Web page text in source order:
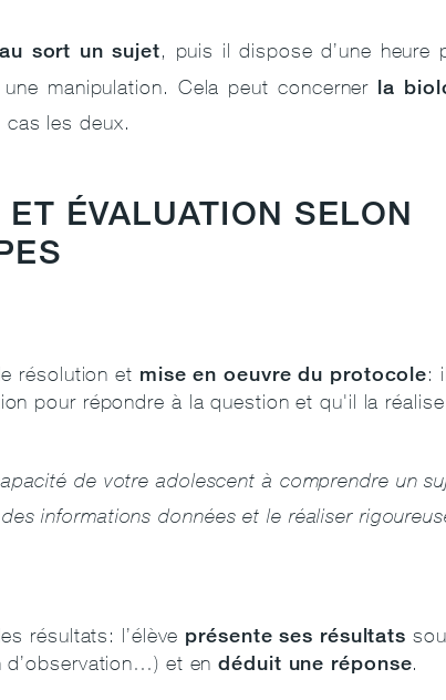
sort un sujet, puis il dispose d’une heure
manipulation. Cela peut concerner la
les deux.
ET ÉVALUATION SELON
résolution et mise en oeuvre du protocole:
pour répondre à la question et qu'il la
de votre adolescent à comprendre un
informations données et le réaliser
résultats: l’élève présente ses résultats
d’observation…) et endéduit une réponse.